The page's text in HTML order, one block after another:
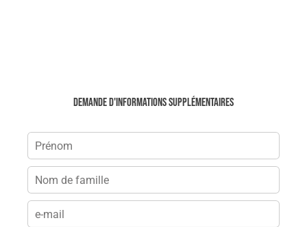
Demande d'informations supplémentaires